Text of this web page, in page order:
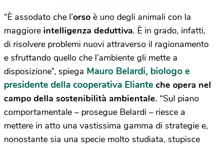
“È assodato che l’orso è uno degli animali con la
maggiore intelligenza deduttiva. È in grado, infatti,
di risolvere problemi nuovi attraverso il ragionamento
e sfruttando quello che l’ambiente gli mette a
disposizione”, spiega Mauro Belardi, biologo e
presidente della cooperativa Eliante che opera nel
campo della sostenibilità ambientale. “Sul piano
comportamentale – prosegue Belardi – riesce a
mettere in atto una vastissima gamma di strategie e,
nonostante sia una specie molto studiata, stupisce